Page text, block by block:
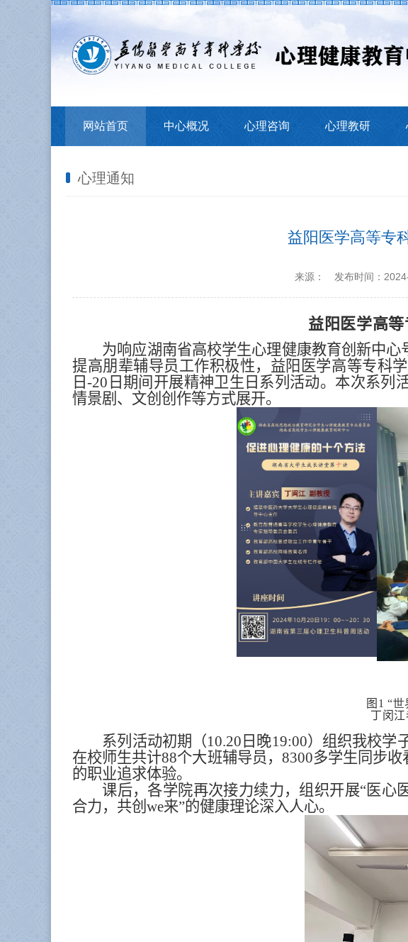
网站首页 中心概况 心理咨询 心理教研
心理通知
益阳医学高等专
来源： 发布时间：
益阳医学高
为响应湖南省高校学生心理健康教育创新中
提高朋辈辅导员工作积极性，益阳医学高等专科
日-20日期间开展精神卫生日系列活动。本次系
情景剧、文创创作等方式展开。
图1 “世
丁闵江
系列活动初期（10.20日晚19:00）组织我校
在校师生共计88个大班辅导员，8300多学生同步
的职业追求体验。
课后，各学院再次接力续力，组织开展“医心
合力，共创we来”的健康理论深入人心。